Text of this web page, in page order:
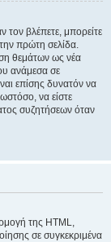
τον βλέπετε, μπορείτε
πρώτη σελίδα.
θεμάτων ως νέα
ανάμεσα σε
επίσης δυνατόν να
να είστε
συζητήσεων όταν
της HTML,
σε συγκεκριμένα